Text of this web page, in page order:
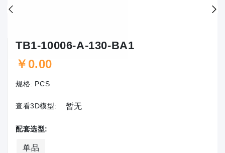
TB1-10006-A-130-BA1
￥0.00
规格: PCS
查看3D模型: 暂无
配套选型:
单品